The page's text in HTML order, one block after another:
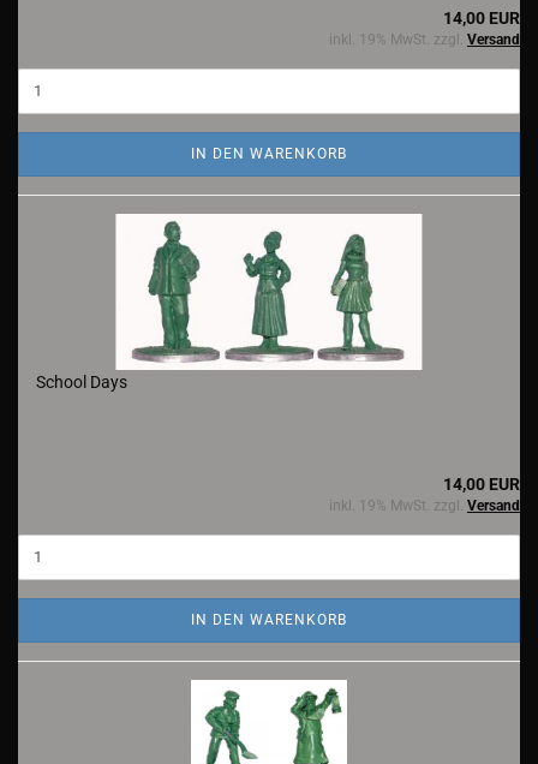
14,00 EUR
inkl. 19% MwSt. zzgl. Versand
IN DEN WARENKORB
School Days
14,00 EUR
inkl. 19% MwSt. zzgl. Versand
IN DEN WARENKORB